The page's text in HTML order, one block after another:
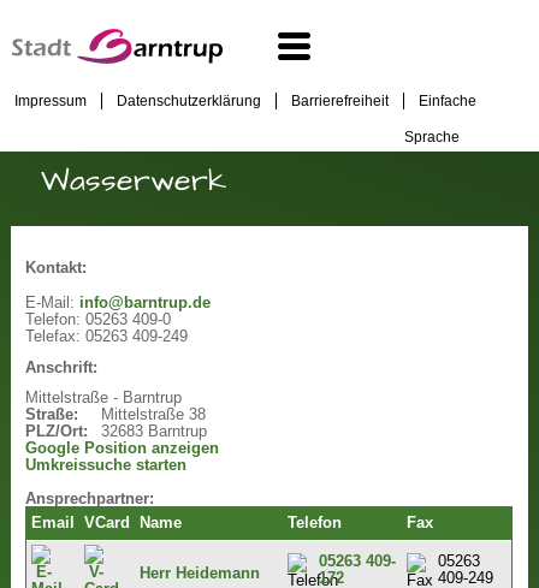
Impressum Datenschutzerklärung Barrierefreiheit Einfache
Sprache
Wasserwerk
Kontakt:
E-Mail: info@barntrup.de
Telefon: 05263 409-0
Telefax: 05263 409-249
Anschrift:
Mittelstraße - Barntrup
Straße:
Mittelstraße 38
PLZ/Ort:
32683 Barntrup
Google Position anzeigen
Umkreissuche starten
Ansprechpartner:
Email
VCard Name Telefon Fax
Herr Heidemann
05263 409-
172
05263
409-249